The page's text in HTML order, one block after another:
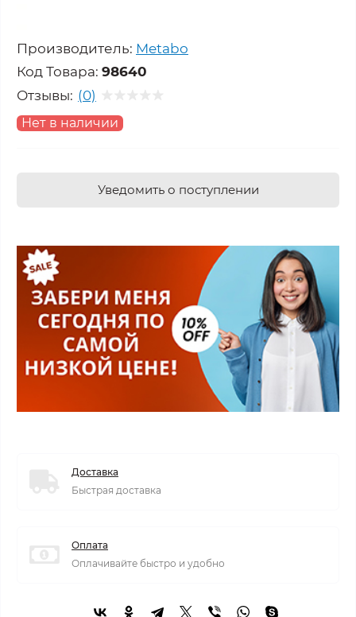
Производитель: Metabo
Код Товара: 98640
Отзывы: (0)
Нет в наличии
Уведомить о поступлении
Доставка
Быстрая доставка
Оплата
Оплачивайте быстро и удобно